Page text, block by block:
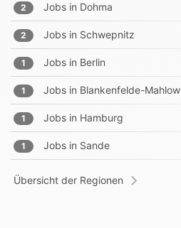
2 Jobs in Dohma
2 Jobs in Schwepnitz
1 Jobs in Berlin
1 Jobs in Blankenfelde-Mahlow
1 Jobs in Hamburg
1 Jobs in Sande
Übersicht der Regionen